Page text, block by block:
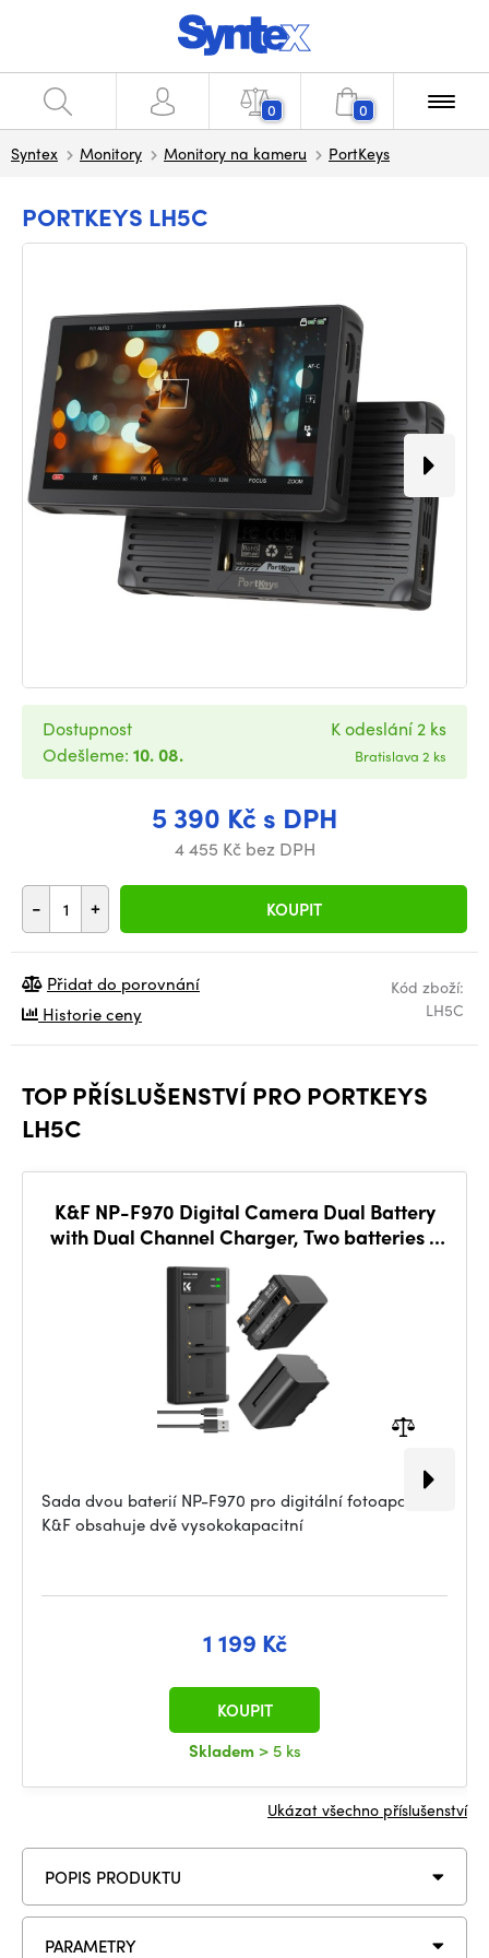
0 0
Syntex Monitory Monitory na kameru PortKeys
PORTKEYS LH5C
5 390 Kč s DPH
4 455 Kč bez DPH
- + KOUPIT
Dostupnost
Odešleme: 10. 08.
K odeslání 2 ks
Bratislava 2 ks
Kód zboží:
LH5C
Přidat do porovnání
Historie ceny
TOP PŘÍSLUŠENSTVÍ PRO PORTKEYS
LH5C
K&F NP-F970 Digital Camera Dual Battery
with Dual Channel Charger, Two batteries +
charger + Type C
Sada dvou baterií NP-F970 pro digitální fotoaparáty
K&F obsahuje dvě vysokokapacitní
1 199 Kč
Skladem > 5 ks
KOUPIT
Ukázat všechno příslušenství
POPIS PRODUKTU
PARAMETRY